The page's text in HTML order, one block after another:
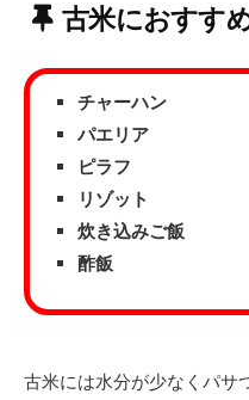
古米におすす
チャーハン
パエリア
ピラフ
リゾット
炊き込みご飯
酢飯
古米には水分が少なくパサ